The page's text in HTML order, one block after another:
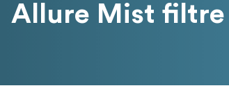
Allure Mist filtre